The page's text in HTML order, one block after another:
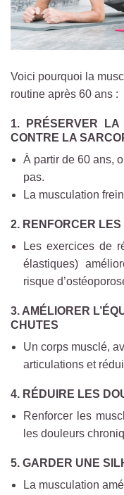
Voici pourquoi la
routine après 60 ans :
1.
PRÉSERVER
CONTRE LA
À partir de 60 ans,
pas.
La musculation
2. RENFORCER LES
Les exercices de
élastiques)
risque
3. AMÉLIORER
CHUTES
Un corps musclé,
articulations et
4. RÉDUIRE LES
Renforcer les
les douleurs
5. GARDER UNE
La musculation